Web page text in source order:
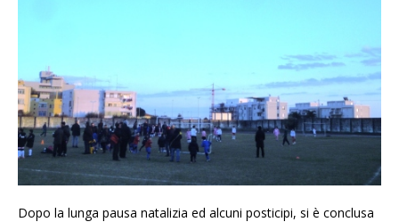
Dopo la lunga pausa natalizia ed alcuni posticipi, si è conclusa